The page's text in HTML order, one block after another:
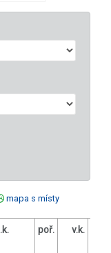
mapa s místy
l.k. poř. v.k.